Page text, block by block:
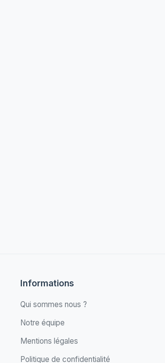
Informations
Qui sommes nous ?
Notre équipe
Mentions légales
Politique de confidentialité